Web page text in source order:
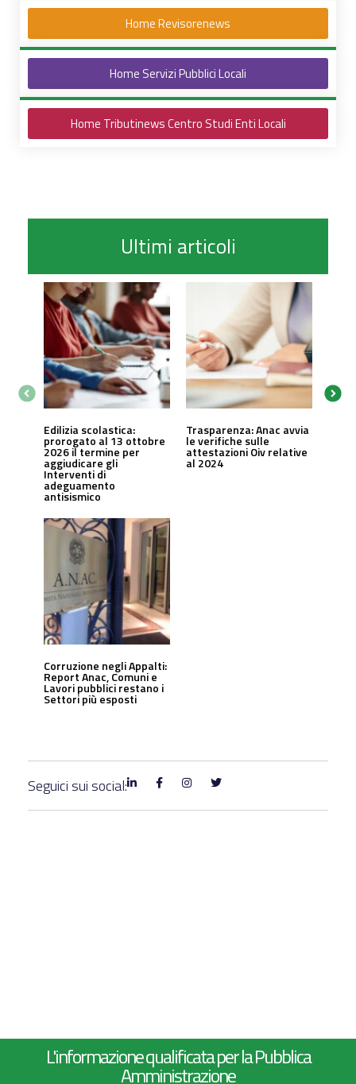
Home Revisorenews
Home Servizi Pubblici Locali
Home Tributinews Centro Studi Enti Locali
Ultimi articoli
Edilizia scolastica:
prorogato al 13 ottobre
2026 il termine per
aggiudicare gli
Interventi di
adeguamento
antisismico
Trasparenza: Anac avvia
le verifiche sulle
attestazioni Oiv relative
al 2024
Corruzione negli Appalti:
Report Anac, Comuni e
Lavori pubblici restano i
Settori più esposti
Seguici sui social:
L'informazione qualificata per la Pubblica
Amministrazione